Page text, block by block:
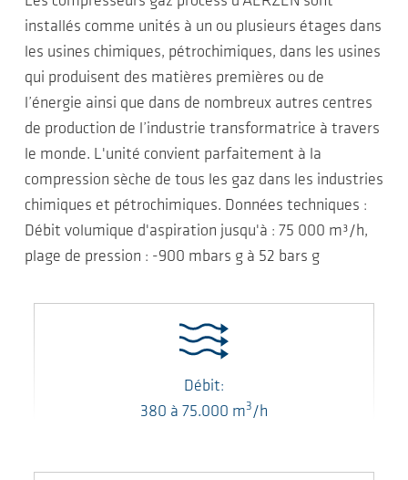
installés comme unités à un ou plusieurs étages dans
les usines chimiques, pétrochimiques, dans les usines
qui produisent des matières premières ou de
l’énergie ainsi que dans de nombreux autres centres
de production de l’industrie transformatrice à travers
le monde. L'unité convient parfaitement à la
compression sèche de tous les gaz dans les industries
chimiques et pétrochimiques. Données techniques :
Débit volumique d'aspiration jusqu'à : 75 000 m³/h,
plage de pression : -900 mbars g à 52 bars g
Débit:
380 à 75.000 m3/h